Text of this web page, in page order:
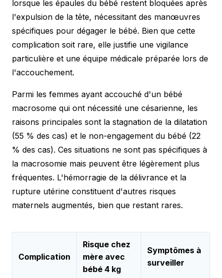
lorsque les épaules du bébé restent bloquées après
l'expulsion de la tête, nécessitant des manœuvres
spécifiques pour dégager le bébé. Bien que cette
complication soit rare, elle justifie une vigilance
particulière et une équipe médicale préparée lors de
l'accouchement.
Parmi les femmes ayant accouché d'un bébé
macrosome qui ont nécessité une césarienne, les
raisons principales sont la stagnation de la dilatation
(55 % des cas) et le non-engagement du bébé (22
% des cas). Ces situations ne sont pas spécifiques à
la macrosomie mais peuvent être légèrement plus
fréquentes. L'hémorragie de la délivrance et la
rupture utérine constituent d'autres risques
maternels augmentés, bien que restant rares.
Complication
Risque chez
mère avec
bébé 4 kg
Symptômes à
surveiller